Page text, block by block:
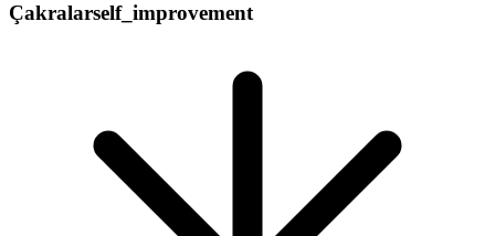
Çakralarself_improvement